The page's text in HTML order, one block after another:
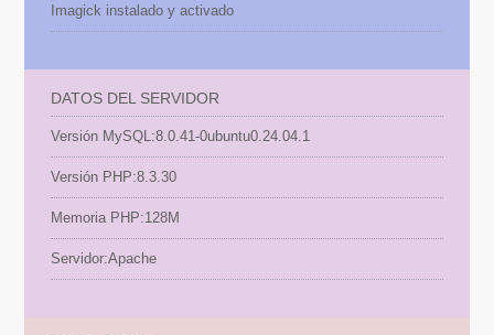
Imagick instalado y activado
DATOS DEL SERVIDOR
Versión MySQL:8.0.41-0ubuntu0.24.04.1
Versión PHP:8.3.30
Memoria PHP:128M
Servidor:Apache